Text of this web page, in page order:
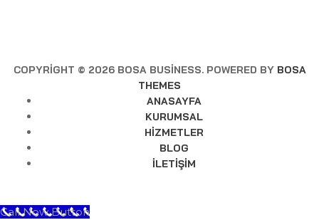
COPYRIGHT © 2026 BOSA BUSINESS. POWERED BY BOSA
THEMES
ANASAYFA
KURUMSAL
HIZMETLER
BLOG
İLETIŞIM
Call Now Button